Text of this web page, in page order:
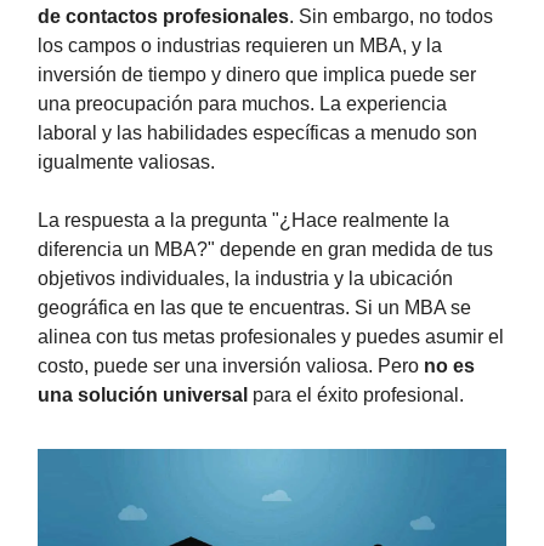
de contactos profesionales. Sin embargo, no todos
los campos o industrias requieren un MBA, y la
inversión de tiempo y dinero que implica puede ser
una preocupación para muchos. La experiencia
laboral y las habilidades específicas a menudo son
igualmente valiosas.
La respuesta a la pregunta "¿Hace realmente la
diferencia un MBA?" depende en gran medida de tus
objetivos individuales, la industria y la ubicación
geográfica en las que te encuentras. Si un MBA se
alinea con tus metas profesionales y puedes asumir el
costo, puede ser una inversión valiosa. Pero no es
una solución universal para el éxito profesional.